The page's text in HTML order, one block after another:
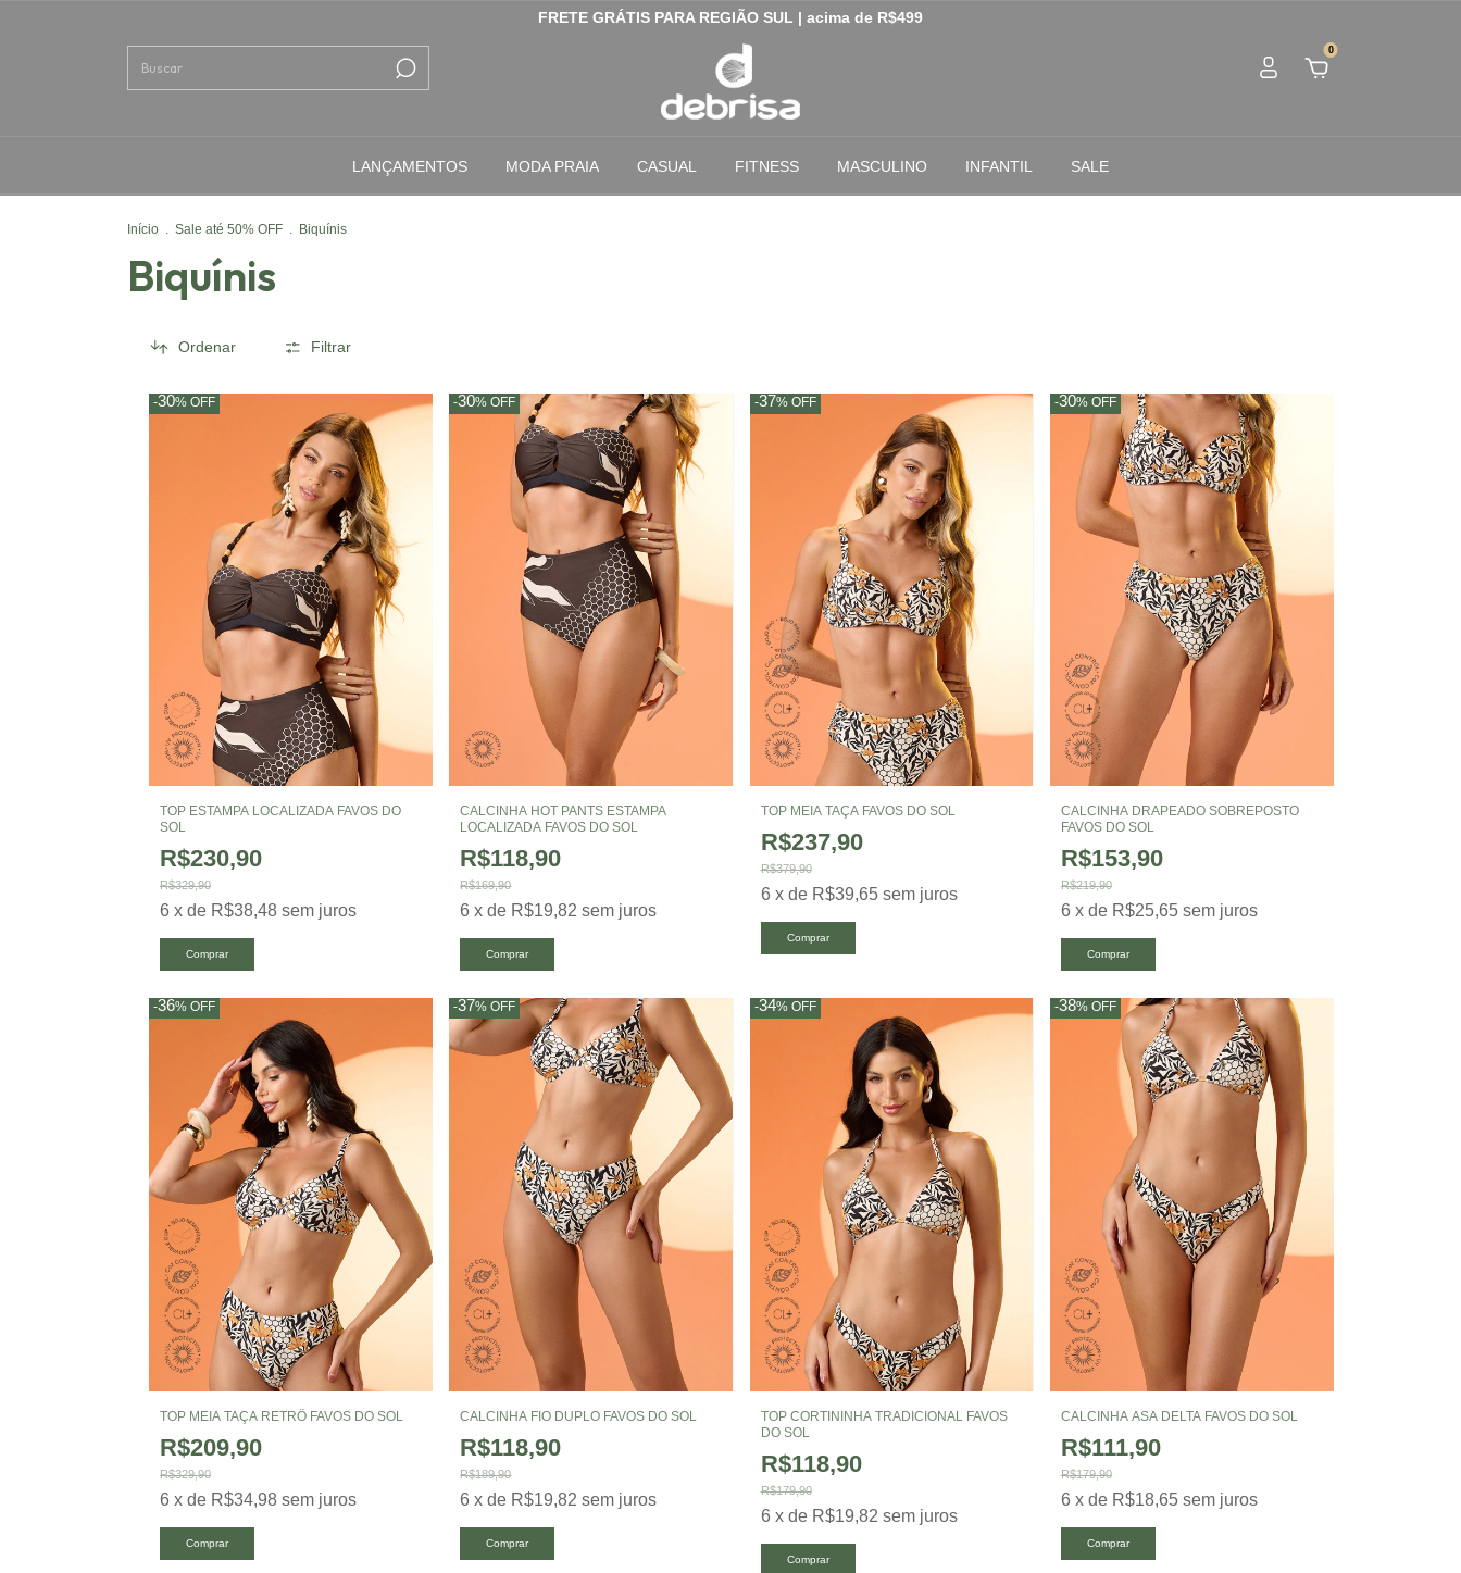
0
LANÇAMENTOS MODA PRAIA CASUAL FITNESS MASCULINO INFANTIL SALE
Início . Sale até 50% OFF . Biquínis
Biquínis
Ordenar Filtrar
TOP ESTAMPA LOCALIZADA FAVOS DO
SOL
R$230,90
-30% OFF
R$329,90
6 x de R$38,48 sem juros
Comprar
CALCINHA HOT PANTS ESTAMPA
LOCALIZADA FAVOS DO SOL
R$118,90
-30%OFF
R$169,90
6 xde R$19,82 sem juros
Comprar
TOP MEIA TAÇA FAVOS DO SOL
R$237,90
-37% OFF
R$379,90
6 x de R$39,65 sem juros
Comprar
CALCINHA DRAPEADO SOBREPOSTO
FAVOS DO SOL
R$153,90
-30% OFF
R$219,90
6 x de R$25,65 sem juros
Comprar
TOP MEIA TAÇA RETRÔ FAVOS DO SOL
R$209,90
-36% OFF
R$329,90
6 x de R$34,98 sem juros
Comprar
CALCINHA FIO DUPLO FAVOS DO SOL
R$118,90
-37%OFF
R$189,90
6 xde R$19,82 sem juros
Comprar
TOP CORTININHA TRADICIONAL FAVOS
DO SOL
R$118,90
-34% OFF
R$179,90
6 x de R$19,82 sem juros
Comprar
CALCINHA ASA DELTA FAVOS DO SOL
R$111,90
-38% OFF
R$179,90
6 x de R$18,65 sem juros
Comprar
FRETE GRÁTIS PARA REGIÃO SUL | acima de R$499